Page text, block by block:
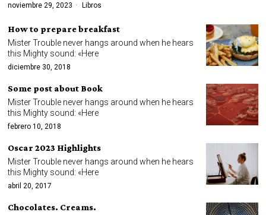
noviembre 29, 2023 Libros
How to prepare breakfast
Mister Trouble never hangs around when he hears
this Mighty sound: «Here
diciembre 30, 2018
Some post about Book
Mister Trouble never hangs around when he hears
this Mighty sound: «Here
febrero 10, 2018
Oscar 2023 Highlights
Mister Trouble never hangs around when he hears
this Mighty sound: «Here
abril 20, 2017
Chocolates. Creams.